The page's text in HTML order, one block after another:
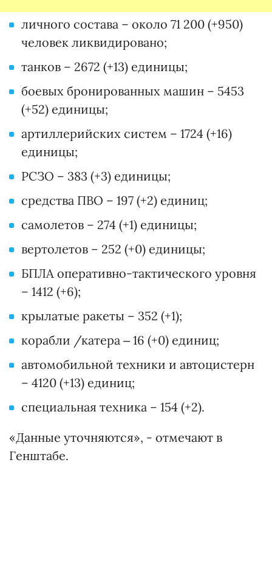
личного состава – около 71 200 (+950)
человек ликвидировано;
танков – 2672 (+13) единицы;
боевых бронированных машин – 5453
(+52) единицы;
артиллерийских систем – 1724 (+16)
единицы;
РСЗО – 383 (+3) единицы;
средства ПВО – 197 (+2) единиц;
самолетов – 274 (+1) единицы;
вертолетов – 252 (+0) единицы;
БПЛА оперативно-тактического уровня
– 1412 (+6);
крылатые ракеты – 352 (+1);
корабли /катера ‒ 16 (+0) единиц;
автомобильной техники и автоцистерн
– 4120 (+13) единиц;
специальная техника – 154 (+2).
«Данные уточняются», - отмечают в
Генштабе.